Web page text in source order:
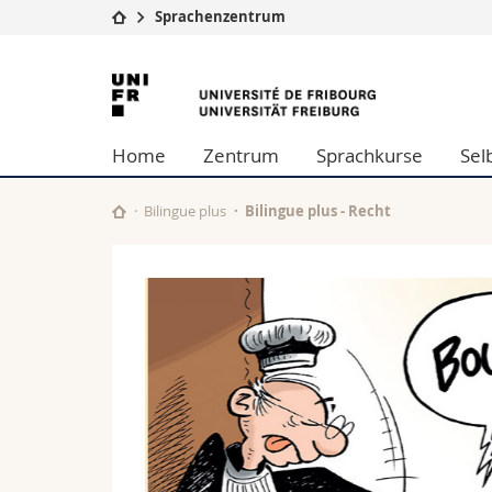
Universität
Studium
Forschung
Universität
Weiterbildung
Wirtschafts-
Philosophische
Fak. für
Sprachenzentrum
Universität
Freiburg
Home Zentrum Sprachkurse
Bilingue plus Bilingue plus - Recht